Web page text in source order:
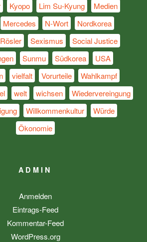
Kyopo Lim Su-Kyung
Medien
Mercedes N-Wort
Nordkorea
Rösler Sexismus
Social Justice
Sunmu Südkorea
USA
vielfalt Vorurteile
Wahlkampf
welt wichsen
Wiedervereingung
Willkommenkultur
Würde
Ökonomie
ADMIN
Anmelden
Eintrags-Feed
Kommentar-Feed
WordPress.org